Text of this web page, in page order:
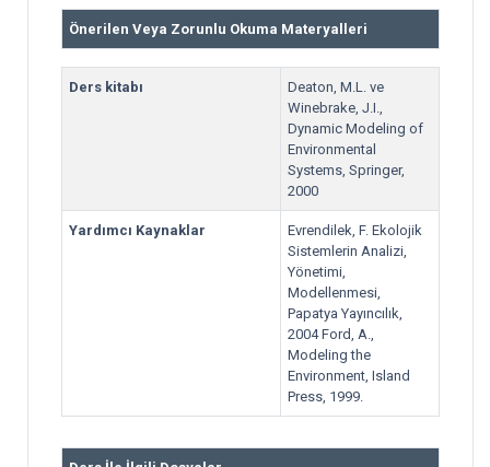
Önerilen Veya Zorunlu Okuma Materyalleri
Ders kitabı
Deaton, M.L. ve
Winebrake, J.I.,
Dynamic Modeling of
Environmental
Systems, Springer,
2000
Yardımcı Kaynaklar
Evrendilek, F. Ekolojik
Sistemlerin Analizi,
Yönetimi,
Modellenmesi,
Papatya Yayıncılık,
2004 Ford, A.,
Modeling the
Environment, Island
Press, 1999.